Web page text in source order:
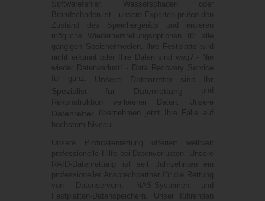
Softwarefehler, Wasserschaden oder
Brandschaden ist - unsere Experten prüfen den
Zustand des Speichergeräts und eruieren
mögliche Wiederherstellungsoptionen für alle
gängigen Speichermedien. Ihre Festplatte wird
nicht erkannt oder Ihre Daten sind weg? - Nie
wieder Datenverlust! - Data Recovery Service
für ganz:
Unsere Datenretter sind Ihr
Spezialist für Datenrettung
und
Rekonstruktion verlorener Daten. Unsere
Datenretter
übernehmen jetzt Ihre Fälle auf
höchstem Niveau.
Unsere Profidatenrettung offeriert weltweit
professionelle Hilfe bei Datenverlusten. Unsere
RAID-Datenrettung ist seit Jahrzehnten ein
professioneller Ansprechpartner für die Rettung
von Datenservern, NAS-Systemen und
Festplatten-Datenspeichern. Unser führenden